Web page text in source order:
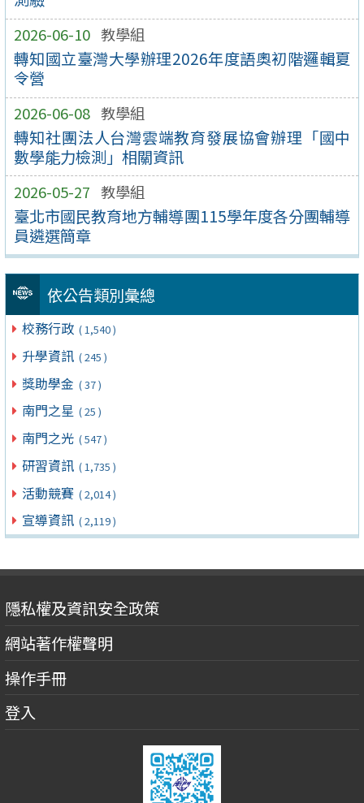
2026-06-10 教學組
轉知國立臺灣大學辦理2026年度語奧初階邏輯夏
令營
2026-06-08 教學組
轉知社團法人台灣雲端教育發展協會辦理「國中
數學能力檢測」相關資訊
2026-05-27 教學組
臺北市國民教育地方輔導團115學年度各分團輔導
員遴選簡章
依公告類別彙總
校務行政 ( 1,540 )
升學資訊 ( 245 )
獎助學金 ( 37 )
南門之星 ( 25 )
南門之光 ( 547 )
研習資訊 ( 1,735 )
活動競賽 ( 2,014 )
宣導資訊 ( 2,119 )
隱私權及資訊安全政策
網站著作權聲明
操作手冊
登入